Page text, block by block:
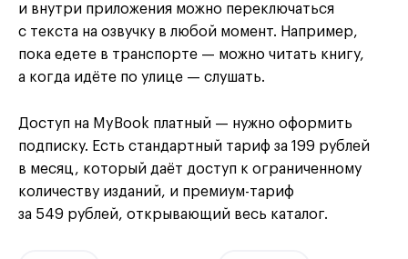
и внутри приложения можно переключаться
с текста на озвучку в любой момент. Например,
пока едете в транспорте — можно читать книгу,
а когда идёте по улице — слушать.
Доступ на MyBook платный — нужно оформить
подписку. Есть стандартный тариф за 199 рублей
в месяц, который даёт доступ к ограниченному
количеству изданий, и премиум-тариф
за 549 рублей, открывающий весь каталог.